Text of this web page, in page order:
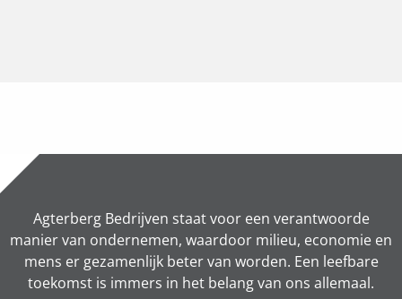
Agterberg Bedrijven staat voor een verantwoorde
manier van ondernemen, waardoor milieu, economie en
mens er gezamenlijk beter van worden. Een leefbare
toekomst is immers in het belang van ons allemaal.